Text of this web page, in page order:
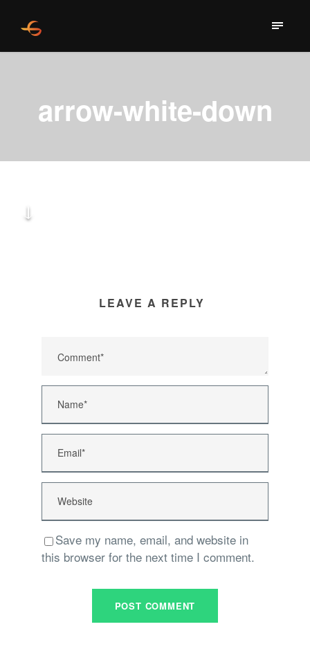
arrow-white-down
LEAVE A REPLY
Save my name, email, and website in
this browser for the next time I comment.